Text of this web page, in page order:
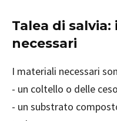
Talea di
necessari
I materiali necessari
- un coltello o delle
- un substrato